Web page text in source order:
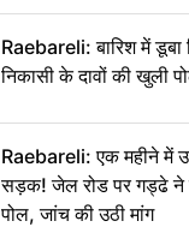
Raebareli: बारिश में
निकासी के दावों की खुली
Raebareli: एक महीने में
सड़क! जेल रोड पर गड्ढे ने
पोल, जांच की उठी मांग